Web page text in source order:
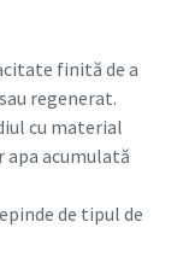
finită de a
regenerat.
cu material
acumulată
de tipul de